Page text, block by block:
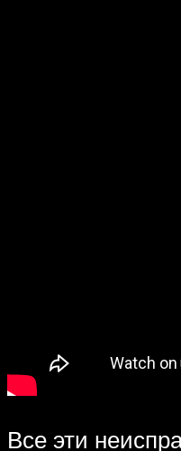
Все эти